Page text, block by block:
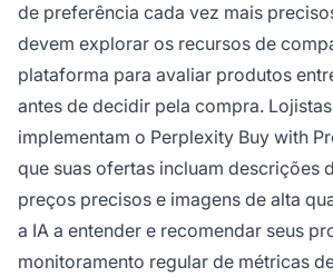
de preferência cada vez mais
devem explorar os recursos de
plataforma para avaliar produtos
antes de decidir pela compra.
implementam o Perplexity Buy with
que suas ofertas incluam descrições
preços precisos e imagens de alta
a IA a entender e recomendar seus
monitoramento regular de métricas